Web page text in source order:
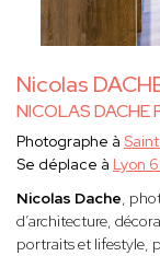
Nicolas
NICOLAS DACHE
Photographe à
Se déplace à Lyon
Nicolas Dache,
d’architecture,
portraits et lifestyle,